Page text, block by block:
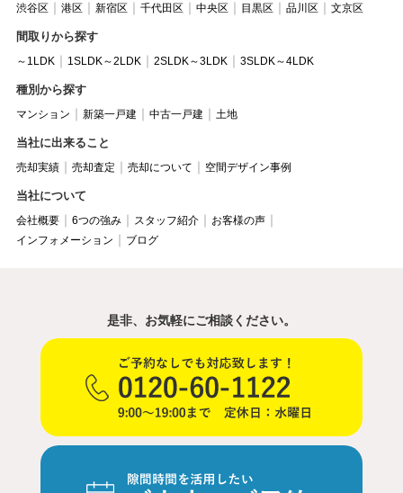
渋谷区 港区 新宿区 千代田区 中央区 目黒区 品川区 文京区
間取りから探す
～1LDK 1SLDK～2LDK 2SLDK～3LDK 3SLDK～4LDK
種別から探す
マンション 新築一戸建 中古一戸建 土地
当社に出来ること
売却実績 売却査定 売却について 空間デザイン事例
当社について
会社概要 6つの強み スタッフ紹介
お客様の声
インフォメーション
ブログ
是非、お気軽にご相談ください。